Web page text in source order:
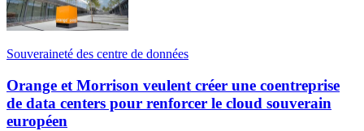
Souveraineté des centre de données
Orange et Morrison veulent créer une coentreprise
de data centers pour renforcer le cloud souverain
européen